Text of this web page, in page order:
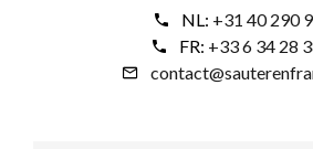
NL: +31 40 290
FR: +33 6 34 28